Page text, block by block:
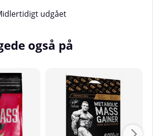
udgået
også på